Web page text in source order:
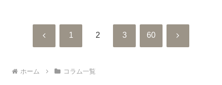
前 1 2 3 60 次
ホーム コラム一覧